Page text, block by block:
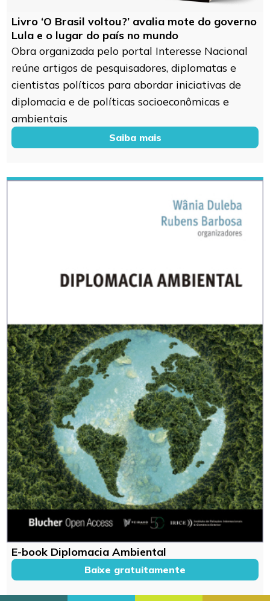
Livro ‘O Brasil voltou?’ avalia mote do governo
Lula e o lugar do país no mundo
Obra organizada pelo portal Interesse Nacional
reúne artigos de pesquisadores, diplomatas e
cientistas políticos para abordar iniciativas de
diplomacia e de políticas socioeconômicas e
ambientais
Saiba mais
E-book Diplomacia Ambiental
Baixe gratuitamente